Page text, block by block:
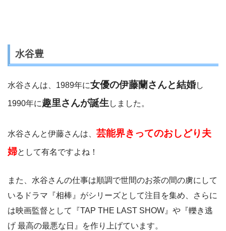
水谷豊
水谷さんは、1989年に女優の伊藤蘭さんと結婚し
1990年に趣里さんが誕生 しました。
水谷さんと伊藤さんは、 芸能界きってのおしどり夫
婦として有名ですよね！
また、水谷さんの仕事は順調で世間のお茶の間の虜にして
いるドラマ『相棒』がシリーズとして注目を集め、さらに
は映画監督として『TAP THE LAST SHOW』や『轢き逃
げ 最高の最悪な日』を作り上げています。